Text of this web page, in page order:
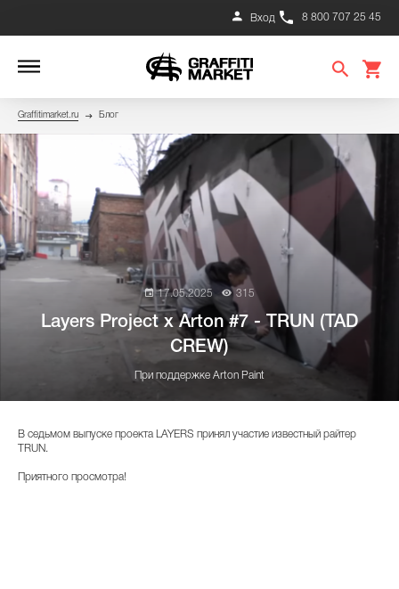
8 800 707 25 45
Вход
Graffitimarket.ru Блог
17.05.2025 315
Layers Project x Arton #7 - TRUN (TAD
CREW)
При поддержке Arton Paint
В седьмом выпуске проекта LAYERS принял участие известный райтер
TRUN.
Приятного просмотра!